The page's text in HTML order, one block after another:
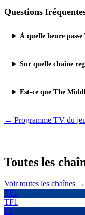
Questions
À quelle heure
Sur quelle chaîne
Est-ce que The
← Programme TV du
Toutes les
Voir toutes les chaînes →
TF1
TF1
F2